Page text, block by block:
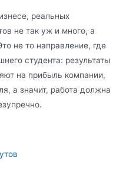
реальных
не так уж и много, а
не то направление, где
студента: результаты
на прибыль компании,
а значит, работа должна